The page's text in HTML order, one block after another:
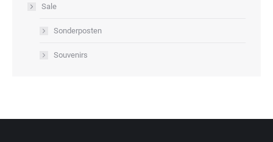
Sale
Sonderposten
Souvenirs